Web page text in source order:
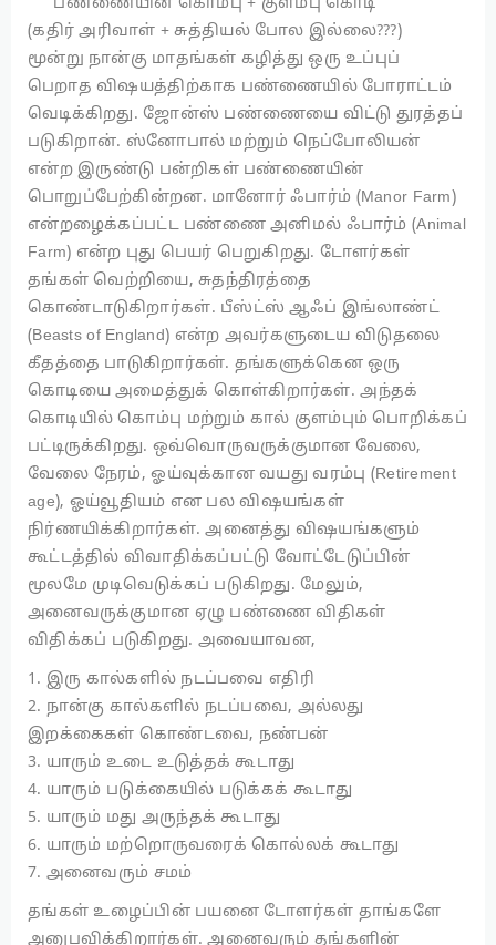
பண்ணையின் கொம்பு + குளம்பு கொடி
(கதிர் அரிவாள் + சுத்தியல் போல இல்லை???)
மூன்று நான்கு மாதங்கள் கழித்து ஒரு உப்புப்
பெறாத விஷயத்திற்காக பண்ணையில் போராட்டம்
வெடிக்கிறது. ஜோன்ஸ் பண்ணையை விட்டு துரத்தப்
படுகிறான். ஸ்னோபால் மற்றும் நெப்போலியன்
என்ற இருண்டு பன்றிகள் பண்ணையின்
பொறுப்பேற்கின்றன. மானோர் ஃபார்ம் (Manor Farm)
என்றழைக்கப்பட்ட பண்ணை அனிமல் ஃபார்ம் (Animal
Farm) என்ற புது பெயர் பெறுகிறது. டோளர்கள்
தங்கள் வெற்றியை, சுதந்திரத்தை
கொண்டாடுகிறார்கள். பீஸ்ட்ஸ் ஆஃப் இங்லாண்ட்
(Beasts of England) என்ற அவர்களுடைய விடுதலை
கீதத்தை பாடுகிறார்கள். தங்களுக்கென ஒரு
கொடியை அமைத்துக் கொள்கிறார்கள். அந்தக்
கொடியில் கொம்பு மற்றும் கால் குளம்பும் பொறிக்கப்
பட்டிருக்கிறது. ஒவ்வொருவருக்குமான வேலை,
வேலை நேரம், ஓய்வுக்கான வயது வரம்பு (Retirement
age), ஓய்வூதியம் என பல விஷயங்கள்
நிர்ணயிக்கிறார்கள். அனைத்து விஷயங்களும்
கூட்டத்தில் விவாதிக்கப்பட்டு வோட்டேடுப்பின்
மூலமே முடிவெடுக்கப் படுகிறது. மேலும்,
அனைவருக்குமான ஏழு பண்ணை விதிகள்
விதிக்கப் படுகிறது. அவையாவன,
1. இரு கால்களில் நடப்பவை எதிரி
2. நான்கு கால்களில் நடப்பவை, அல்லது
இறக்கைகள் கொண்டவை, நண்பன்
3. யாரும் உடை உடுத்தக் கூடாது
4. யாரும் படுக்கையில் படுக்கக் கூடாது
5. யாரும் மது அருந்தக் கூடாது
6. யாரும் மற்றொருவரைக் கொல்லக் கூடாது
7. அனைவரும் சமம்
தங்கள் உழைப்பின் பயனை டோளர்கள் தாங்களே
அனுபவிக்கிறார்கள். அனைவரும் தங்களின்